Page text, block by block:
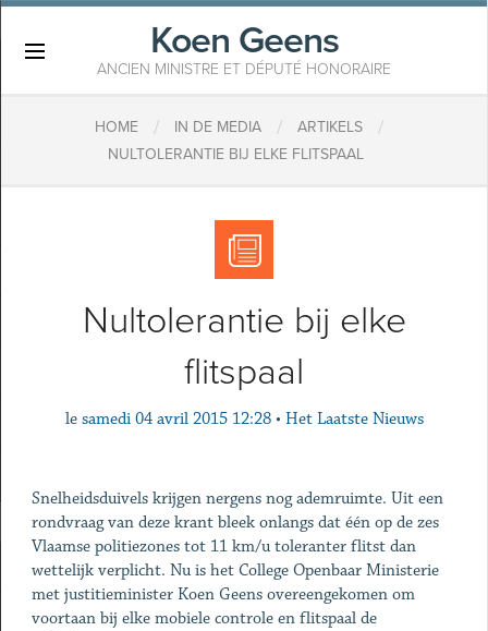
Koen Geens
ANCIEN MINISTRE ET DÉPUTÉ HONORAIRE
HOME / IN DE MEDIA / ARTIKELS /
NULTOLERANTIE BIJ ELKE FLITSPAAL
Nultolerantie bij elke
flitspaal
le samedi 04 avril 2015 12:28 • Het Laatste Nieuws
Snelheidsduivels krijgen nergens nog ademruimte. Uit een
rondvraag van deze krant bleek onlangs dat één op de zes
Vlaamse politiezones tot 11 km/u toleranter flitst dan
wettelijk verplicht. Nu is het College Openbaar Ministerie
met justitieminister Koen Geens overeengekomen om
voortaan bij elke mobiele controle en flitspaal de